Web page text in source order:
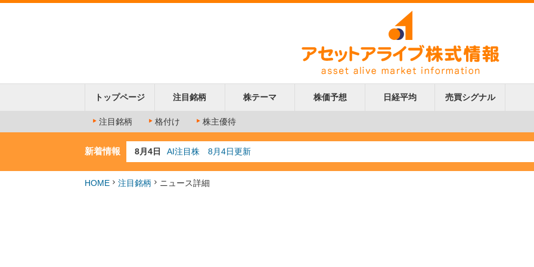
トップページ 注目銘柄 株テーマ 株価予想 日経平均 売買シグナル
注目銘柄 格付け 株主優待
新着情報 8月4日
AI注目株 8月4日更新
8月3日
人気業種注目株 8月3日更新
7月29日
日経225シグナル点灯
HOME 注目銘柄 ニュース詳細